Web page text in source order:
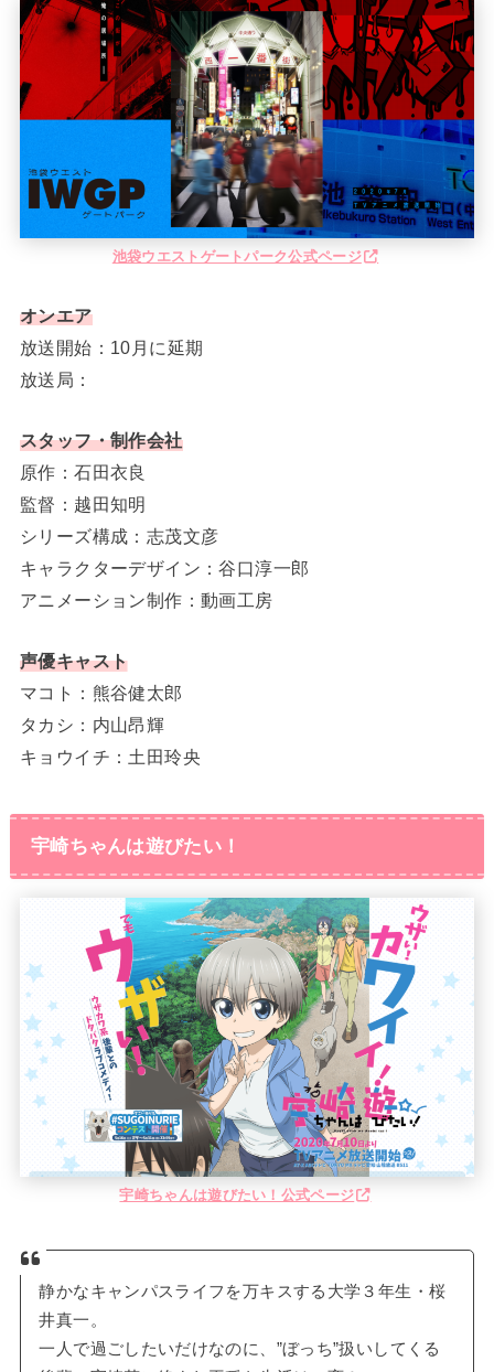
池袋ウエストゲートパーク公式ページ
オンエア
放送開始：10月に延期
放送局：
スタッフ・制作会社
原作：石田衣良
監督：越田知明
シリーズ構成：志茂文彦
キャラクターデザイン：谷口淳一郎
アニメーション制作：動画工房
声優キャスト
マコト：熊谷健太郎
タカシ：内山昂輝
キョウイチ：土田玲央
宇崎ちゃんは遊びたい！
宇崎ちゃんは遊びたい！公式ページ
静かなキャンパスライフを万キスする大学３年生・桜
井真一。
一人で過ごしたいだけなのに、”ぼっち”扱いしてくる